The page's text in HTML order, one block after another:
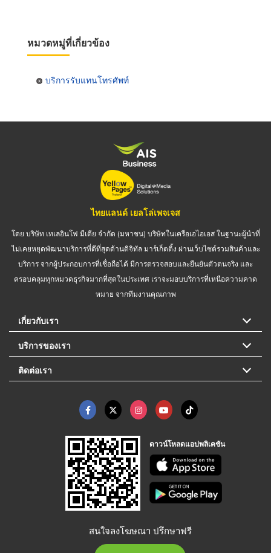
หมวดหมู่ที่เกี่ยวข้อง
บริการรับแทนโทรศัพท์
ไทยแลนด์ เยลโล่เพจเจส
โดย บริษัท เทเลอินโฟ มีเดีย จำกัด (มหาชน) บริษัทในเครือเอไอเอส ในฐานะผู้นำที่
ไม่เคยหยุดพัฒนาบริการที่ดีที่สุดด้านดิจิทัล มาร์เก็ตติ้ง ผ่านเว็บไซต์รวมสินค้าและ
บริการ จากผู้ประกอบการที่เชื่อถือได้ มีการตรวจสอบและยืนยันตัวตนจริง และ
ครอบคลุมทุกหมวดธุรกิจมากที่สุดในประเทศ เราจะมอบบริการที่เหนือความคาด
หมาย จากทีมงานคุณภาพ
เกี่ยวกับเรา
บริการของเรา
ติดต่อเรา
ดาวน์โหลดแอปพลิเคชัน
สนใจลงโฆษณา ปรึกษาฟรี